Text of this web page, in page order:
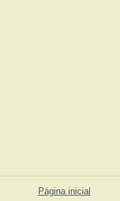
Página inicial